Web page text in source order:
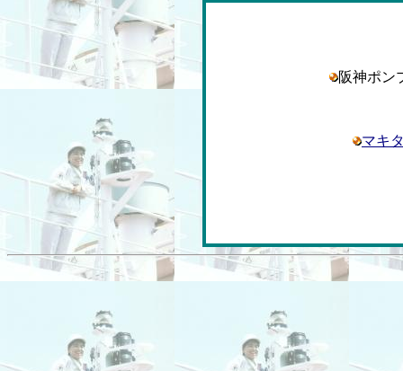
阪神ポ
マキ